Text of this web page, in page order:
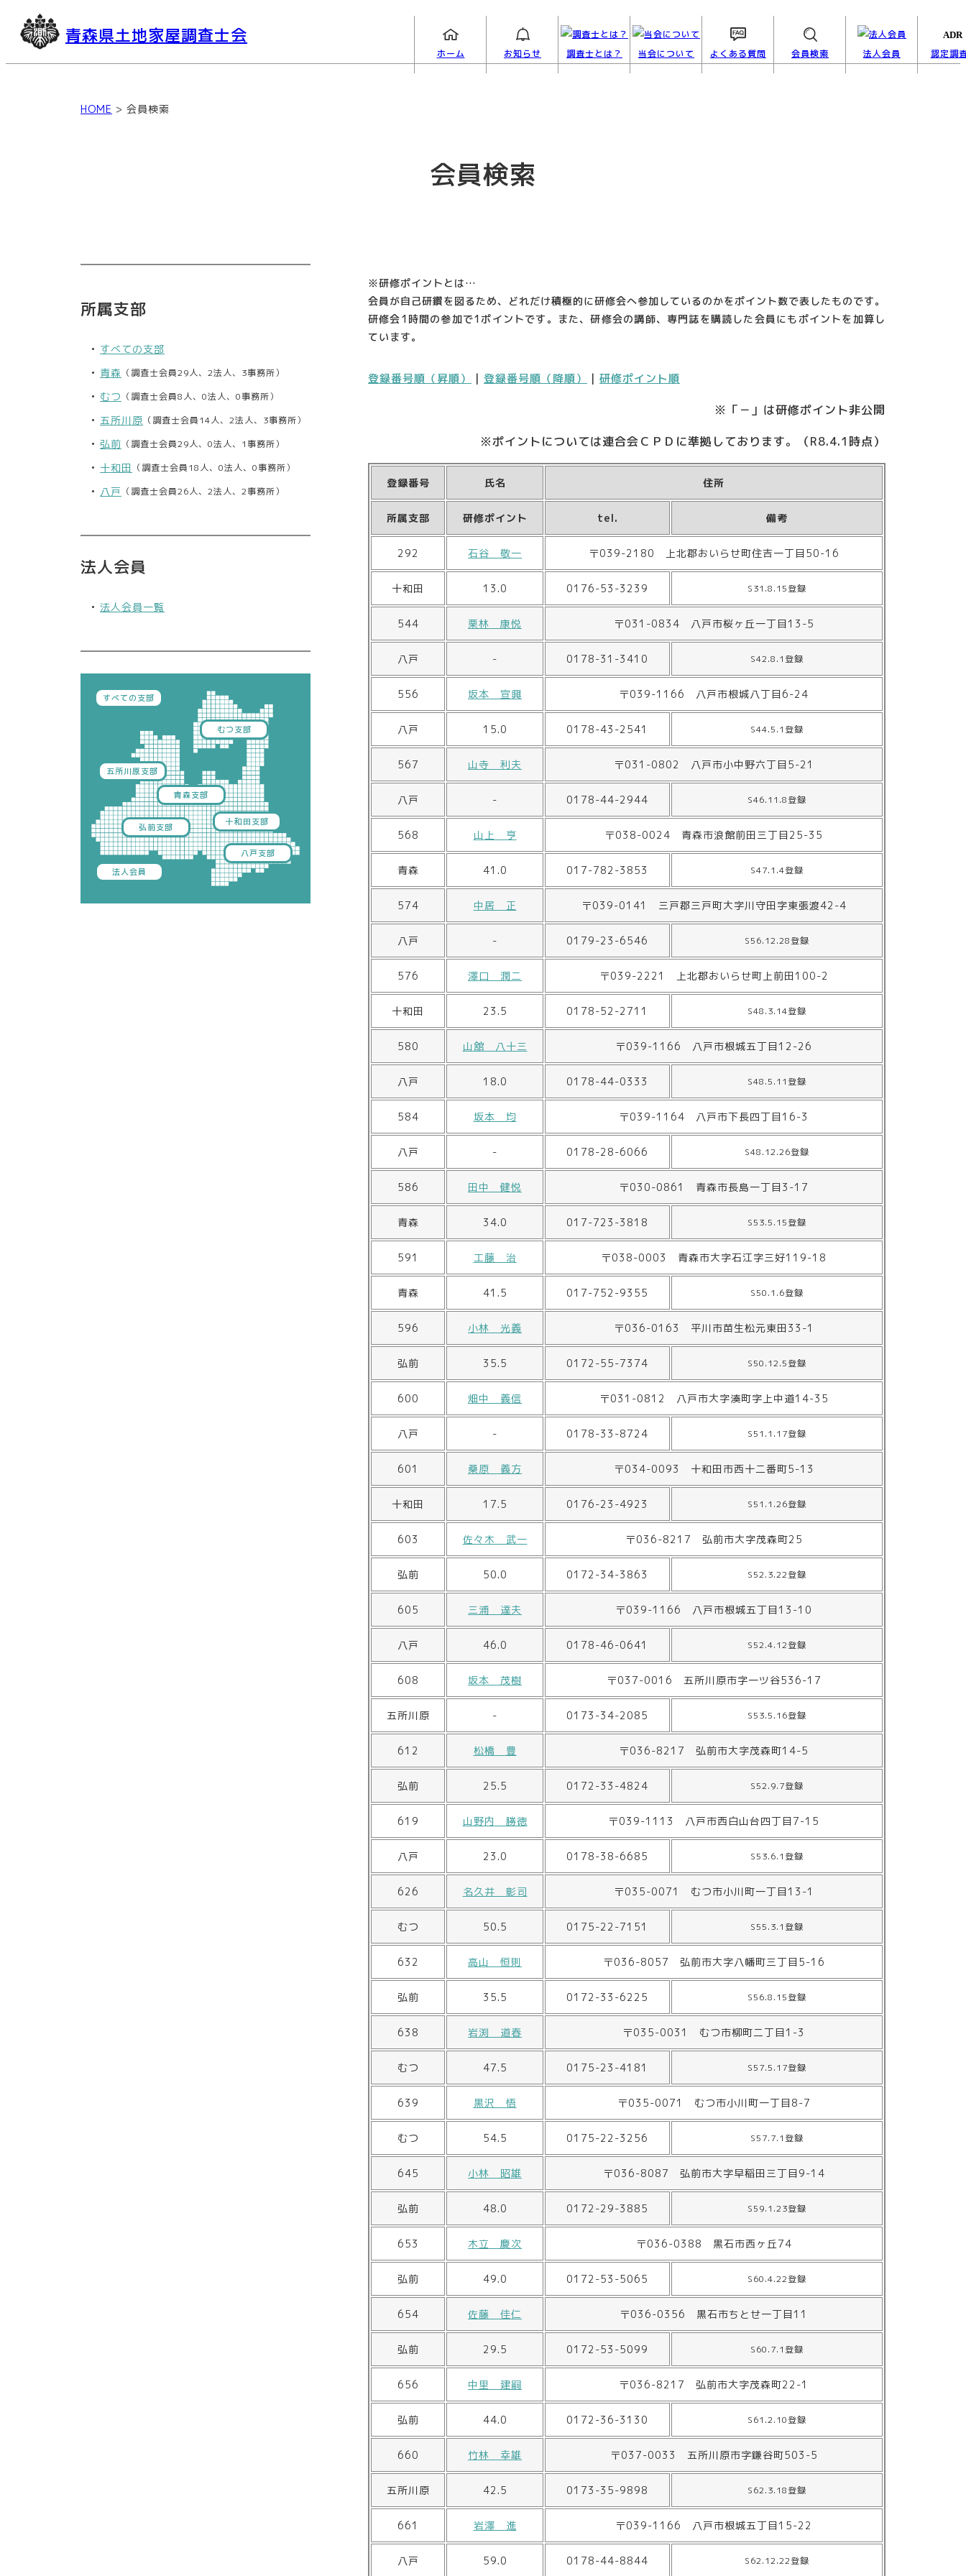
青森県土地家屋調査士会
ホーム お知らせ 調査士とは？ 当会について よくある質問 会員検索 法人会員 認定調
HOME > 会員検索
会員検索
所属支部
すべての支部
青森 （調査士会員29人、2法人、3事務所）
むつ （調査士会員8人、0法人、0事務所）
五所川原 （調査士会員14人、2法人、3事務所）
弘前 （調査士会員29人、0法人、1事務所）
十和田 （調査士会員18人、0法人、0事務所）
八戸 （調査士会員26人、2法人、2事務所）
法人会員
法人会員一覧
すべての支部
むつ支部
五所川原支部
青森支部
十和田支部
弘前支部
八戸支部
法人会員
※研修ポイントとは…
会員が自己研鑽を図るため、どれだけ積極的に研修会へ参加しているのかをポイント数で表したものです。
研修会1時間の参加で1ポイントです。また、研修会の講師、専門誌を購読した会員にもポイントを加算し
ています。
登録番号順（昇順） | 登録番号順（降順） | 研修ポイント順
※「－」は研修ポイント非公開
※ポイントについては連合会ＣＰＤに準拠しております。（R8.4.1時点）
登録番号 氏名 住所
所属支部 研修ポイント tel. 備考
292 石谷 敬一 〒039-2180 上北郡おいらせ町住吉一丁目50-16
十和田 13.0 0176-53-3239 S31.8.15登録
544 栗林 康悦 〒031-0834 八戸市桜ヶ丘一丁目13-5
八戸 - 0178-31-3410 S42.8.1登録
556 坂本 宣興 〒039-1166 八戸市根城八丁目6-24
八戸 15.0 0178-43-2541 S44.5.1登録
567 山寺 利夫 〒031-0802 八戸市小中野六丁目5-21
八戸 - 0178-44-2944 S46.11.8登録
568 山上 亨 〒038-0024 青森市浪館前田三丁目25-35
青森 41.0 017-782-3853 S47.1.4登録
574 中居 正 〒039-0141 三戸郡三戸町大字川守田字東張渡42-4
八戸 - 0179-23-6546 S56.12.28登録
576 澤口 潤二 〒039-2221 上北郡おいらせ町上前田100-2
十和田 23.5 0178-52-2711 S48.3.14登録
580 山舘 八十三 〒039-1166 八戸市根城五丁目12-26
八戸 18.0 0178-44-0333 S48.5.11登録
584 坂本 均 〒039-1164 八戸市下長四丁目16-3
八戸 - 0178-28-6066 S48.12.26登録
586 田中 健悦 〒030-0861 青森市長島一丁目3-17
青森 34.0 017-723-3818 S53.5.15登録
591 工藤 治 〒038-0003 青森市大字石江字三好119-18
青森 41.5 017-752-9355 S50.1.6登録
596 小林 光義 〒036-0163 平川市苗生松元東田33-1
弘前 35.5 0172-55-7374 S50.12.5登録
600 畑中 義信 〒031-0812 八戸市大字湊町字上中道14-35
八戸 - 0178-33-8724 S51.1.17登録
601 桑原 義方 〒034-0093 十和田市西十二番町5-13
十和田 17.5 0176-23-4923 S51.1.26登録
603 佐々木 武一 〒036-8217 弘前市大字茂森町25
弘前 50.0 0172-34-3863 S52.3.22登録
605 三浦 達夫 〒039-1166 八戸市根城五丁目13-10
八戸 46.0 0178-46-0641 S52.4.12登録
608 坂本 茂樹 〒037-0016 五所川原市字一ツ谷536-17
五所川原 - 0173-34-2085 S53.5.16登録
612 松橋 豊 〒036-8217 弘前市大字茂森町14-5
弘前 25.5 0172-33-4824 S52.9.7登録
619 山野内 勝徳 〒039-1113 八戸市西白山台四丁目7-15
八戸 23.0 0178-38-6685 S53.6.1登録
626 名久井 彰司 〒035-0071 むつ市小川町一丁目13-1
むつ 50.5 0175-22-7151 S55.3.1登録
632 高山 恒則 〒036-8057 弘前市大字八幡町三丁目5-16
弘前 35.5 0172-33-6225 S56.8.15登録
638 岩渕 道春 〒035-0031 むつ市柳町二丁目1-3
むつ 47.5 0175-23-4181 S57.5.17登録
639 黒沢 悟 〒035-0071 むつ市小川町一丁目8-7
むつ 54.5 0175-22-3256 S57.7.1登録
645 小林 昭雄 〒036-8087 弘前市大字早稲田三丁目9-14
弘前 48.0 0172-29-3885 S59.1.23登録
653 木立 慶次 〒036-0388 黒石市西ヶ丘74
弘前 49.0 0172-53-5065 S60.4.22登録
654 佐藤 佳仁 〒036-0356 黒石市ちとせ一丁目11
弘前 29.5 0172-53-5099 S60.7.1登録
656 中里 建嗣 〒036-8217 弘前市大字茂森町22-1
弘前 44.0 0172-36-3130 S61.2.10登録
660 竹林 幸雄 〒037-0033 五所川原市字鎌谷町503-5
五所川原 42.5 0173-35-9898 S62.3.18登録
661 岩澤 進 〒039-1166 八戸市根城五丁目15-22
八戸 59.0 0178-44-8844 S62.12.22登録